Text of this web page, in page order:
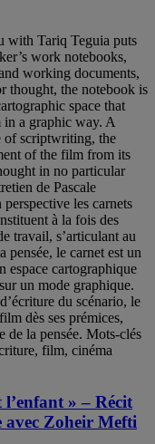
with Tariq Teguia puts
work notebooks,
working documents,
thought, the notebook is
space that
a graphic way. A
of scriptwriting, the
of the film from its
in no particular
de Pascale
les carnets
à la fois des
travail, s’articulant au
le carnet est un
espace cartographique
un mode graphique.
du scénario, le
dès ses prémices,
de la pensée. Mots-clés
film, cinéma
» – Récit
avec Zoheir Mefti